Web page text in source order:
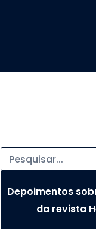
Depoimentos
da revista